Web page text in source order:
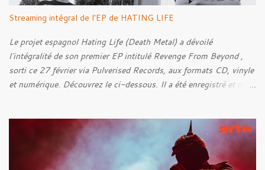
Streaming intégral de l'EP de HATING LIFE
Le projet espagnol Hating Life (Death Metal) a dévoilé
l'intégralité de son premier EP intitulé Revenge From Beyond ,
sorti ce 27 février via Pulverised Records, aux formats CD, vinyle
et numérique. Découvrez le ci-dessous. Il a été enregistré et mixé
Rebellion Against The Vile 05. Revenge From Beyond 06. The
Sense Of Fear